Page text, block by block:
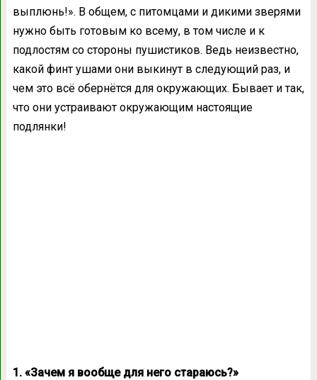
выплюнь!». В общем, с питомцами и дикими зверями
нужно быть готовым ко всему, в том числе и к
подлостям со стороны пушистиков. Ведь неизвестно,
какой финт ушами они выкинут в следующий раз, и
чем это всё обернётся для окружающих. Бывает и так,
что они устраивают окружающим настоящие
подлянки!
1. «Зачем я вообще для него стараюсь?»